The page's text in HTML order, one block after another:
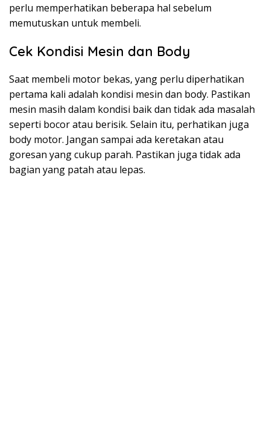
perlu memperhatikan beberapa hal sebelum
memutuskan untuk membeli.
Cek Kondisi Mesin dan Body
Saat membeli motor bekas, yang perlu diperhatikan
pertama kali adalah kondisi mesin dan body. Pastikan
mesin masih dalam kondisi baik dan tidak ada masalah
seperti bocor atau berisik. Selain itu, perhatikan juga
body motor. Jangan sampai ada keretakan atau
goresan yang cukup parah. Pastikan juga tidak ada
bagian yang patah atau lepas.